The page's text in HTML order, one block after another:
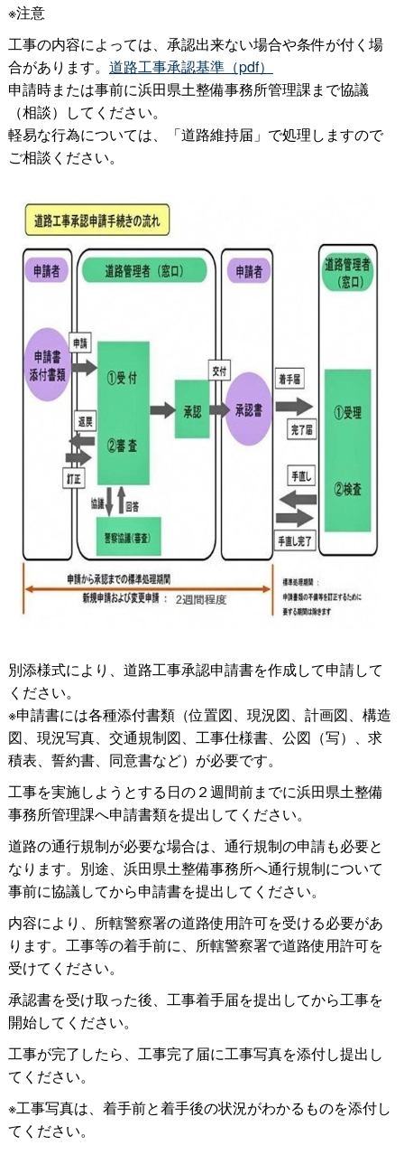
※注意
工事の内容によっては、承認出来ない場合や条件が付く場
合があります。 道路工事承認基準（pdf）
申請時または事前に浜田県土整備事務所管理課まで協議
（相談）してください。
軽易な行為については、「道路維持届」で処理しますので
ご相談ください。
別添様式により、道路工事承認申請書を作成して申請して
ください。
※申請書には各種添付書類（位置図、現況図、計画図、構造
図、現況写真、交通規制図、工事仕様書、公図（写）、求
積表、誓約書、同意書など）が必要です。
工事を実施しようとする日の２週間前までに浜田県土整備
事務所管理課へ申請書類を提出してください。
道路の通行規制が必要な場合は、通行規制の申請も必要と
なります。別途、浜田県土整備事務所へ通行規制について
事前に協議してから申請書を提出してください。
内容により、所轄警察署の道路使用許可を受ける必要があ
ります。工事等の着手前に、所轄警察署で道路使用許可を
受けてください。
承認書を受け取った後、工事着手届を提出してから工事を
開始してください。
工事が完了したら、工事完了届に工事写真を添付し提出し
てください。
※工事写真は、着手前と着手後の状況がわかるものを添付し
てください。